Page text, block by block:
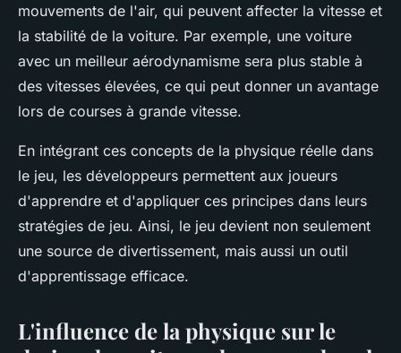
mouvements de l'air, qui peuvent affecter la vitesse et
la stabilité de la voiture. Par exemple, une voiture
avec un meilleur aérodynamisme sera plus stable à
des vitesses élevées, ce qui peut donner un avantage
lors de courses à grande vitesse.
En intégrant ces concepts de la physique réelle dans
le jeu, les développeurs permettent aux joueurs
d'apprendre et d'appliquer ces principes dans leurs
stratégies de jeu. Ainsi, le jeu devient non seulement
une source de divertissement, mais aussi un outil
d'apprentissage efficace.
L'influence de la physique sur le